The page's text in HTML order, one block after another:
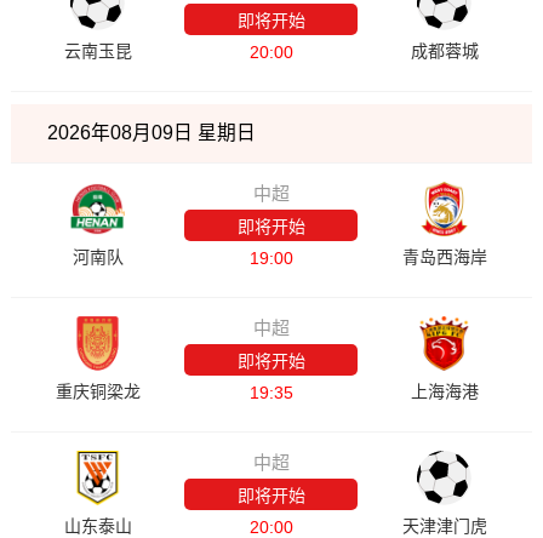
云南玉昆
即将开始
20:00
成都蓉城
2026年08月09日 星期日
河南队
中超
即将开始
19:00
青岛西海岸
重庆铜梁龙
中超
即将开始
19:35
上海海港
山东泰山
中超
即将开始
20:00
天津津门虎